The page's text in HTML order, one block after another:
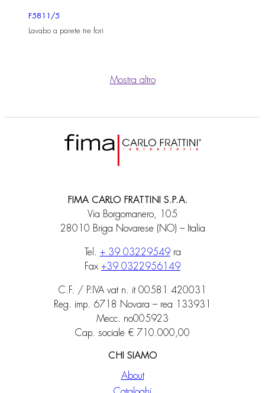
F5811/5
Lavabo a parete tre fori
Mostra altro
FIMA CARLO FRATTINI S.P.A.
Via Borgomanero, 105
28010 Briga Novarese (NO) – Italia
Tel. + 39 03229549ra
Fax +39 0322956149
C.F. / P.IVA vat n. it 00581 420031
Reg. imp. 6718 Novara – rea 133931
Mecc. no005923
Cap. sociale € 710.000,00
CHI SIAMO
About